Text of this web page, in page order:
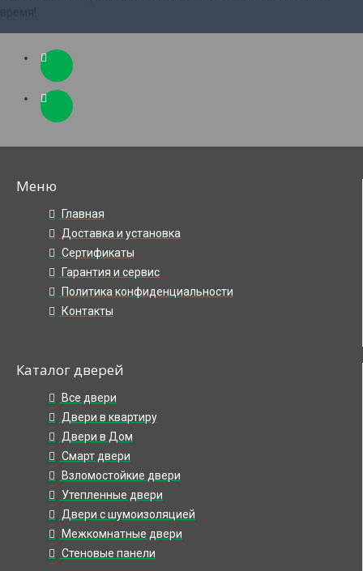
Меню
Главная
Доставка и установка
Сертификаты
Гарантия и сервис
Политика конфиденциальности
Контакты
Каталог дверей
Все двери
Двери в квартиру
Двери в Дом
Смарт двери
Взломостойкие двери
Утепленные двери
Двери с шумоизоляцией
Межкомнатные двери
Стеновые панели